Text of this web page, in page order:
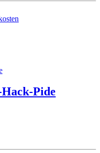
Pide